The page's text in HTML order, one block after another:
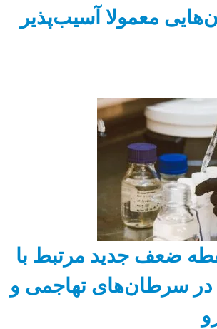
معمولا آسیب‌پذیر
ضعف جدید مرتبط با
ترمیم DNA در سرطان‌های تهاجمی و